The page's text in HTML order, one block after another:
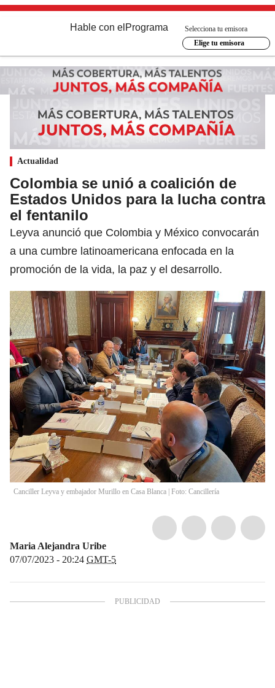
Hable con el Programa
Selecciona tu emisora
Elige tu emisora
Actualidad
Colombia se unió a coalición de
Estados Unidos para la lucha contra
el fentanilo
Leyva anunció que Colombia y México convocarán
a una cumbre latinoamericana enfocada en la
promoción de la vida, la paz y el desarrollo.
Canciller Leyva y embajador Murillo en Casa Blanca | Foto: Cancillería
Maria Alejandra Uribe
07/07/2023 - 20:24 GMT-5